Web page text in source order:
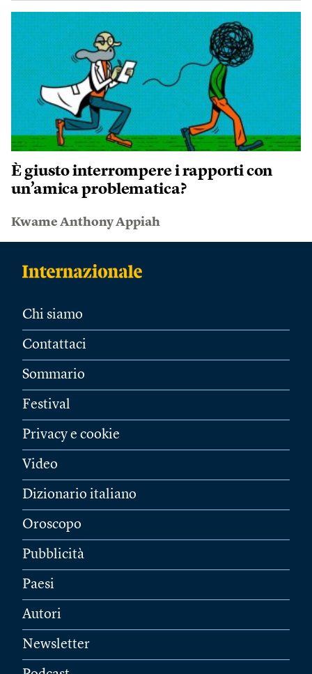
È giusto interrompere i rapporti con
un’amica problematica?
Kwame Anthony Appiah
Chi siamo
Contattaci
Sommario
Festival
Privacy e cookie
Video
Dizionario italiano
Oroscopo
Pubblicità
Paesi
Autori
Newsletter